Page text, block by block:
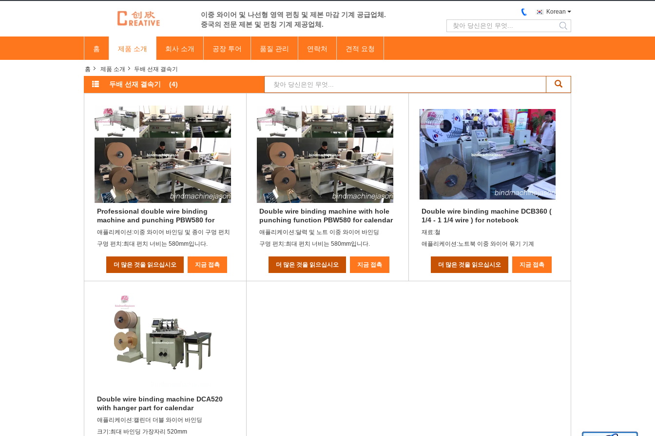
이중 와이어 및 나선형 영역 펀칭 및 제본 마감 기계 공급업체.
중국의 전문 제본 및 펀칭 기계 제공업체.
Korean
search
홈 제품 소개 회사 소개 공장 투어 품질 관리 연락처 견적 요청
홈 제품 소개 두배 선재 결속기
두배 선재 결속기 (4)
Professional double wire binding
machine and punching PBW580 for
print house
애플리케이션:이중 와이어 바인딩 및 종이 구멍 펀치
구멍 펀치:최대 펀치 너비는 580mm입니다.
더 많은 것을 읽으십시오 지금 접촉
Double wire binding machine with hole
punching function PBW580 for calendar
애플리케이션:달력 및 노트 이중 와이어 바인딩
구멍 펀치:최대 펀치 너비는 580mm입니다.
더 많은 것을 읽으십시오 지금 접촉
Double wire binding machine DCB360 (
1/4 - 1 1/4 wire ) for notebook
재료:철
애플리케이션:노트북 이중 와이어 묶기 기계
더 많은 것을 읽으십시오 지금 접촉
Double wire binding machine DCA520
with hanger part for calendar
애플리케이션:캘린더 더블 와이어 바인딩
크기:최대 바인딩 가장자리 520mm